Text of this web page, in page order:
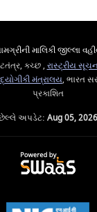
માલિકી જીલ્લા
કચ્છ , રાસ્ટ્રીય
મંત્રાલય, ભારત
પ્રકાશિત
અપડેટ: Aug 05, 2026